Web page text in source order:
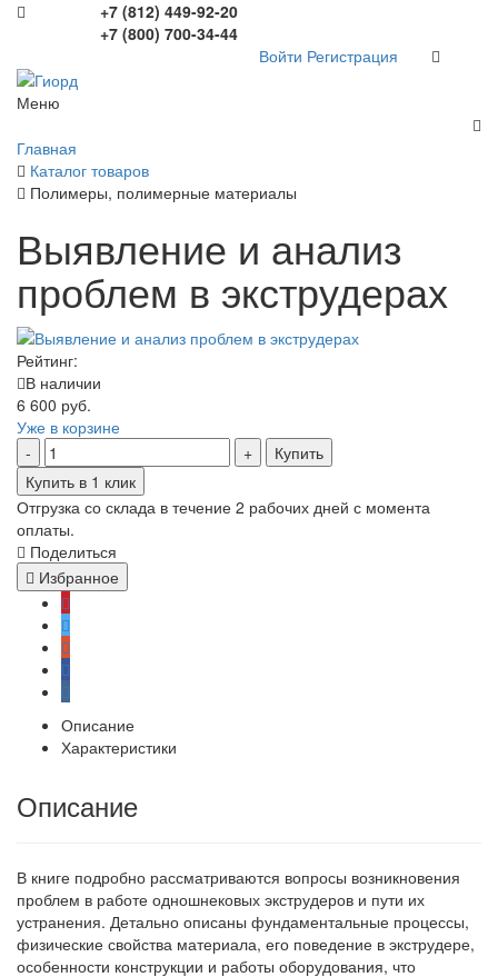
+7 (812) 449-92-20
+7 (800) 700-34-44
Войти Регистрация
Меню
Главная
Каталог товаров
Полимеры, полимерные материалы
Выявление и анализ
проблем в экструдерах
Рейтинг:
В наличии
6 600 руб.
Уже в корзине
Купить
Купить в 1 клик
Отгрузка со склада в течение 2 рабочих дней с момента
оплаты.
Поделиться
Избранное
Описание
Характеристики
Описание
В книге подробно рассматриваются вопросы возникновения
проблем в работе одношнековых экструдеров и пути их
устранения. Детально описаны фундаментальные процессы,
физические свойства материала, его поведение в экструдере,
особенности конструкции и работы оборудования, что